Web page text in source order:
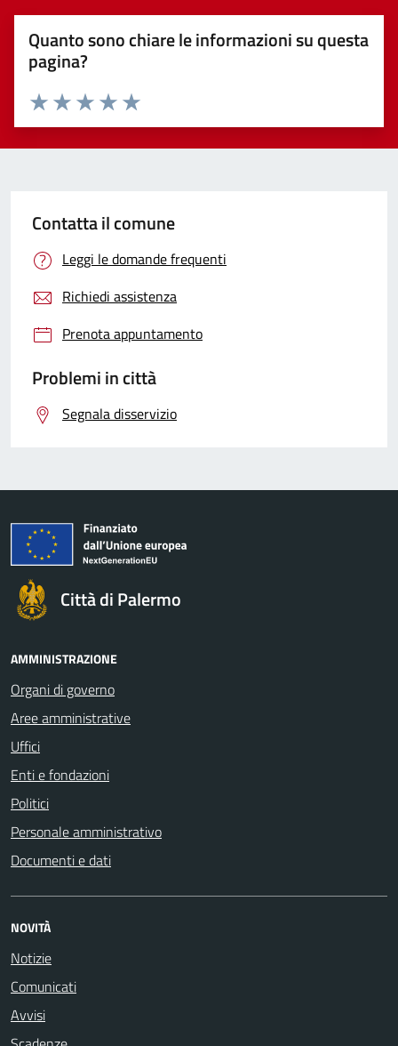
Quanto sono chiare le informazioni su questa
pagina?
Valuta 5 stelle su 5
Valuta 4 stelle su 5
Valuta 3 stelle su 5
Valuta 2 stelle su 5
Valuta 1 stelle su 5
Contatta il comune
Leggi le domande frequenti
Richiedi assistenza
Prenota appuntamento
Problemi in città
Segnala disservizio
Città di Palermo
AMMINISTRAZIONE
Organi di governo
Aree amministrative
Uffici
Enti e fondazioni
Politici
Personale amministrativo
Documenti e dati
NOVITÀ
Notizie
Comunicati
Avvisi